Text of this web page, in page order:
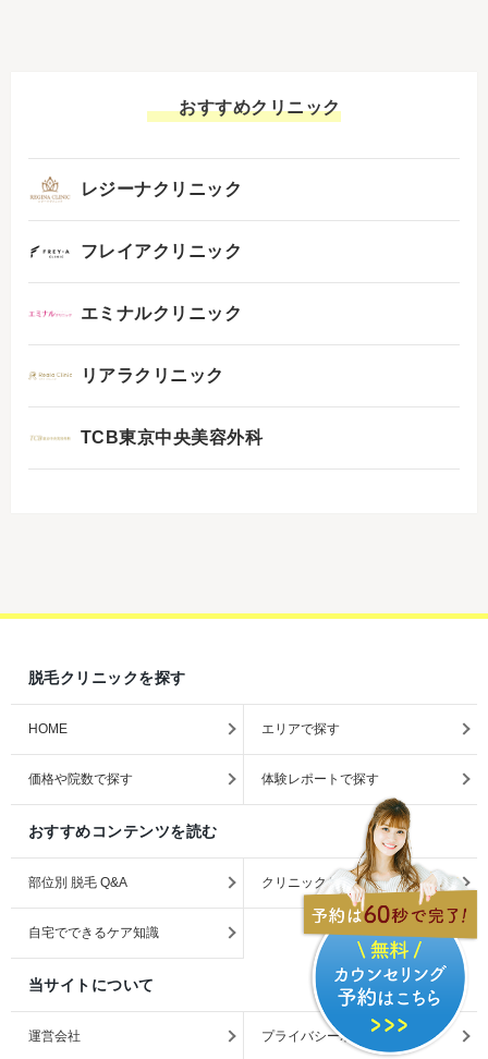
おすすめクリニック
レジーナクリニック
フレイアクリニック
エミナルクリニック
リアラクリニック
TCB東京中央美容外科
脱毛クリニックを探す
HOME エリアで探す
価格や院数で探す 体験レポートで探す
おすすめコンテンツを読む
部位別 脱毛 Q&A クリニックとサロンの違い
自宅でできるケア知識
当サイトについて
運営会社 プライバシーポリシー